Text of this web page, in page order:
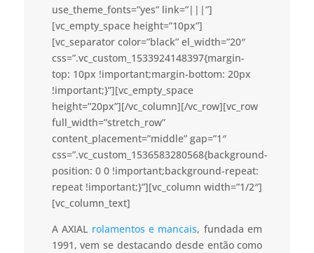
use_theme_fonts=”yes” link=”|||”]
[vc_empty_space height=”10px”]
[vc_separator color=”black” el_width=”20″
css=”.vc_custom_1533924148397{margin-
top: 10px !important;margin-bottom: 20px
!important;}”][vc_empty_space
height=”20px”][/vc_column][/vc_row][vc_row
full_width=”stretch_row”
content_placement=”middle” gap=”1″
css=”.vc_custom_1536583280568{background-
position: 0 0 !important;background-repeat:
repeat !important;}”][vc_column width=”1/2″]
[vc_column_text]
A AXIAL rolamentos e mancais, fundada em
1991, vem se destacando desde então como